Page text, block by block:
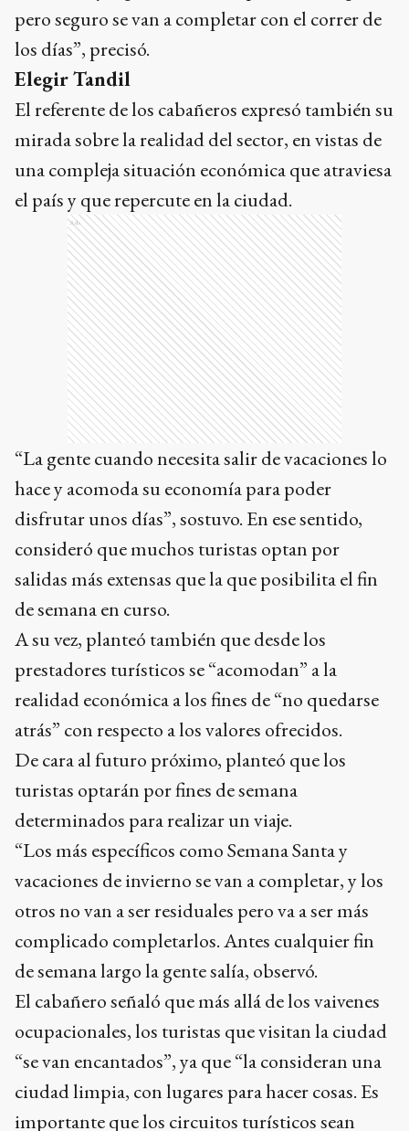
mirada sobre la realidad del sector, en vistas de
una compleja situación económica que atraviesa
el país y que repercute en la ciudad.
“La gente cuando necesita salir de vacaciones lo
hace y acomoda su economía para poder
disfrutar unos días”, sostuvo. En ese sentido,
consideró que muchos turistas optan por
salidas más extensas que la que posibilita el fin
de semana en curso.
A su vez, planteó también que desde los
prestadores turísticos se “acomodan” a la
realidad económica a los fines de “no quedarse
atrás” con respecto a los valores ofrecidos.
De cara al futuro próximo, planteó que los
turistas optarán por fines de semana
determinados para realizar un viaje.
“Los más específicos como Semana Santa y
vacaciones de invierno se van a completar, y los
otros no van a ser residuales pero va a ser más
complicado completarlos. Antes cualquier fin
de semana largo la gente salía, observó.
El cabañero señaló que más allá de los vaivenes
ocupacionales, los turistas que visitan la ciudad
“se van encantados”, ya que “la consideran una
ciudad limpia, con lugares para hacer cosas. Es
importante que los circuitos turísticos sean
gratuitos, les gusta. La gente se va con ganas de
repetir, es un punto a favor que tiene Tandil”.
A su vez, consideró que la ciudad cuenta con
una variada oferta gastronómica que “no la vas a